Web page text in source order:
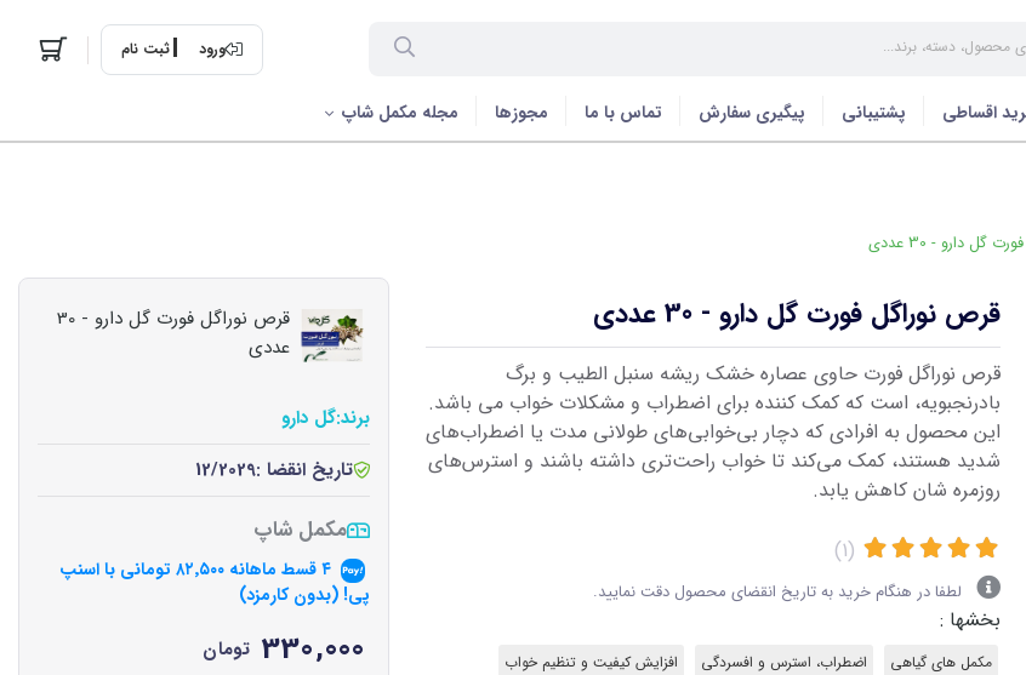
ورود ثبت نام
اقساطی پشتیبانی پیگیری سفارش تماس با ما مجوزها مجله مکمل شاپ
گل دارو - 30 عددی
قرص نوراگل فورت گل دارو - 30 عددی
قرص نوراگل فورت حاوی عصاره خشک ریشه سنبل الطیب و برگ
بادرنجبویه، است که کمک کننده برای اضطراب و مشکلات خواب می باشد.
این محصول به افرادی که دچار بی‌خوابی‌های طولانی مدت یا اضطراب‌های
شدید هستند، کمک می‌کند تا خواب راحت‌تری داشته باشند و استرس‌های
روزمره شان کاهش یابد.
(1)
لطفا در هنگام خرید به تاریخ انقضای محصول دقت نمایید.
بخشها :
مکمل های گیاهی اضطراب، استرس و افسردگی افزایش کیفیت و تنظیم خواب
قرص نوراگل فورت گل دارو - 30
عددی
برند:گل دارو
تاریخ انقضا :12/2029
مکمل شاپ
۸۲٬۵۰۰ تومانی با اسنپ
پی! (بدون کارمزد)
330,000 تومان